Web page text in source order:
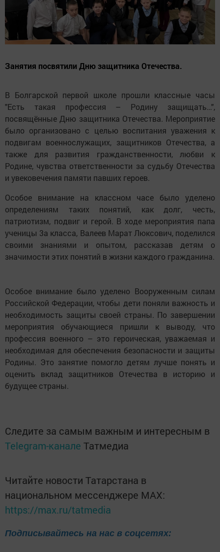
Занятия посвятили Дню защитника Отечества.
В Болгарской первой школе прошли классные часы
"Есть такая профессия – Родину защищать…",
посвящённые Дню защитника Отечества. Мероприятие
было организовано с целью воспитания уважения к
подвигам военнослужащих, защитников Отечества, а
также для развития гражданственности, любви к
Родине, чувства ответственности за судьбу Отечества
и увековечения памяти павших героев.
Особое внимание на классном часе было уделено
определениям таких понятий, как долг, честь,
патриотизм, подвиг и герой. В ходе мероприятия папа
ученицы 3а класса, Валеев Марат Люксович, поделился
своими знаниями и опытом, рассказав детям о
значимости этих понятий в жизни каждого гражданина.
Особое внимание было уделено Вооруженным силам
Российской Федерации, чтобы дети поняли важность и
необходимость защиты своей страны. По завершении
мероприятия обучающиеся пришли к выводу, что
профессия военного – это героическая, уважаемая и
необходимая для обеспечения безопасности и защиты
Родины. Это занятие помогло детям лучше понять и
оценить вклад защитников Отечества в историю и
будущее страны.
Следите за самым важным и интересным в
Telegram-канале Татмедиа
Читайте новости Татарстана в
национальном мессенджере MАХ:
https://max.ru/tatmedia
Подписывайтесь на нас в соцсетях: